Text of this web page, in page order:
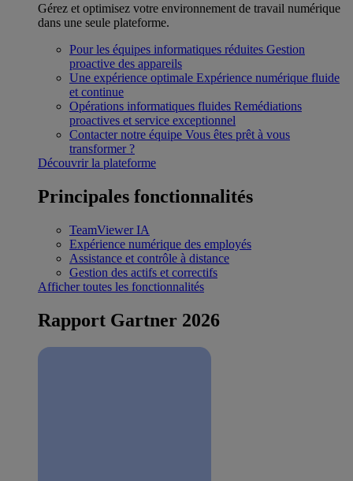
Gérez et optimisez votre environnement de travail numérique
dans une seule plateforme.
Pour les équipes informatiques réduites Gestion
proactive des appareils
Une expérience optimale Expérience numérique fluide
et continue
Opérations informatiques fluides Remédiations
proactives et service exceptionnel
Contacter notre équipe Vous êtes prêt à vous
transformer ?
Découvrir la plateforme
Principales fonctionnalités
TeamViewer IA
Expérience numérique des employés
Assistance et contrôle à distance
Gestion des actifs et correctifs
Afficher toutes les fonctionnalités
Rapport Gartner 2026